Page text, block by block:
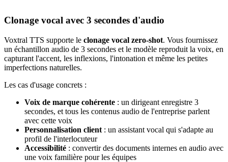
Clonage vocal avec 3 secondes d'audio
Voxtral TTS supporte le clonage vocal zero-shot. Vous fournissez
un échantillon audio de 3 secondes et le modèle reproduit la voix, en
capturant l'accent, les inflexions, l'intonation et même les petites
imperfections naturelles.
Les cas d'usage concrets :
Voix de marque cohérente : un dirigeant enregistre 3
secondes, et tous les contenus audio de l'entreprise parlent
avec cette voix
Personnalisation client : un assistant vocal qui s'adapte au
profil de l'interlocuteur
Accessibilité : convertir des documents internes en audio avec
une voix familière pour les équipes